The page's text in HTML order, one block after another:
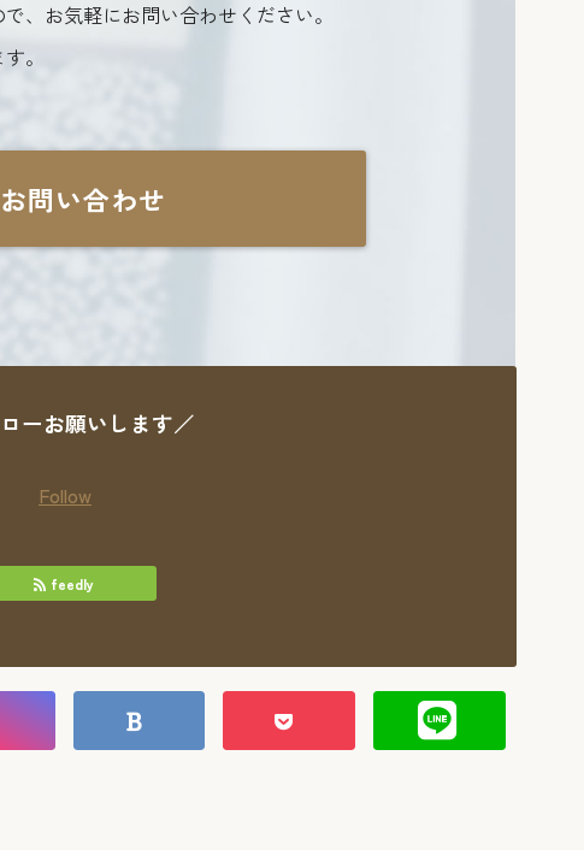
、お気軽にお問い合わせください。
。
お問い合わせ
ーお願いします／
Follow
feedly